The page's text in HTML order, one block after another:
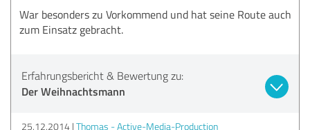
War besonders zu Vorkommend und hat seine Route auch
zum Einsatz gebracht.
Erfahrungsbericht & Bewertung zu:
Der Weihnachtsmann
25.12.2014 Thomas - Active-Media-Production